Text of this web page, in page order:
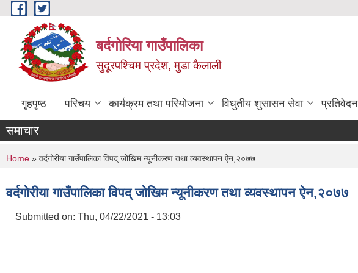
Skip to main content
बर्दगोरिया गाउँपालिका
सुदूरपश्चिम प्रदेश, मुडा कैलाली
गृहपृष्ठ परिचय कार्यक्रम तथा परियोजना विधुतीय शुसासन सेवा प्रतिवेदन
समाचार
You are here
Home » वर्दगोरीया गाउँपालिका विपद् जोखिम न्यूनीकरण तथा व्यवस्थापन ऐन,२०७७
वर्दगोरीया गाउँपालिका विपद् जोखिम न्यूनीकरण तथा व्यवस्थापन ऐन,२०७७
Submitted on: Thu, 04/22/2021 - 13:03